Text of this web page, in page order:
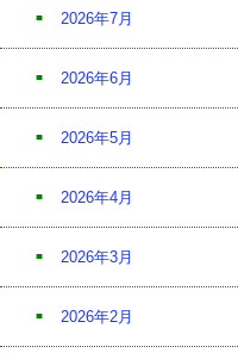
2026年7月
2026年6月
2026年5月
2026年4月
2026年3月
2026年2月